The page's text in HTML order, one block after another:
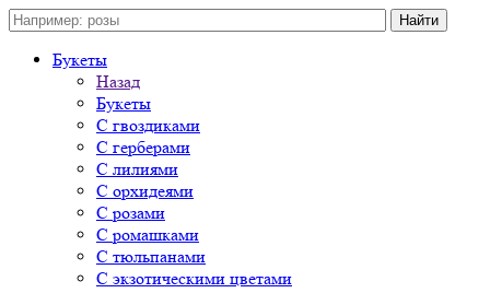
Букеты
Назад
Букеты
С гвоздиками
С герберами
С лилиями
С орхидеями
С розами
С ромашками
С тюльпанами
С экзотическими цветами